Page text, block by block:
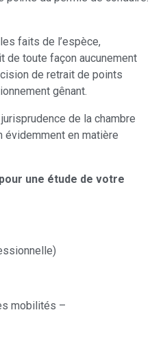
faits de l’espèce,
de toute façon aucunement
de retrait de points
gênant.
de la chambre
évidemment en matière
une étude de votre
mobilités –